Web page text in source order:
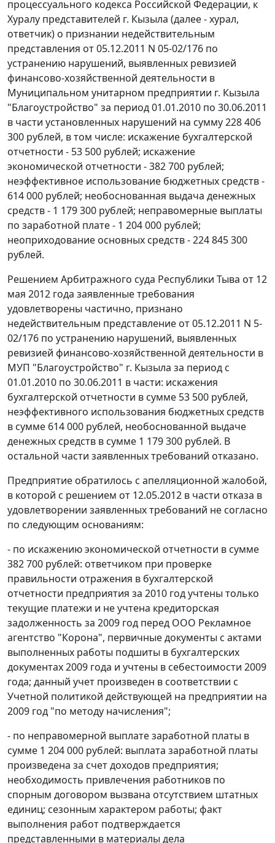
процессуального кодекса Российской Федерации, к
Хуралу представителей г. Кызыла (далее - хурал,
ответчик) о признании недействительным
представления от 05.12.2011 N 05-02/176 по
устранению нарушений, выявленных ревизией
финансово-хозяйственной деятельности в
Муниципальном унитарном предприятии г. Кызыла
"Благоустройство" за период 01.01.2010 по 30.06.2011
в части установленных нарушений на сумму 228 406
300 рублей, в том числе: искажение бухгалтерской
отчетности - 53 500 рублей; искажение
экономической отчетности - 382 700 рублей;
неэффективное использование бюджетных средств -
614 000 рублей; необоснованная выдача денежных
средств - 1 179 300 рублей; неправомерные выплаты
по заработной плате - 1 204 000 рублей;
неоприходование основных средств - 224 845 300
рублей.
Решением Арбитражного суда Республики Тыва от 12
мая 2012 года заявленные требования
удовлетворены частично, признано
недействительным представление от 05.12.2011 N 5-
02/176 по устранению нарушений, выявленных
ревизией финансово-хозяйственной деятельности в
МУП "Благоустройство" г. Кызыла за период с
01.01.2010 по 30.06.2011 в части: искажения
бухгалтерской отчетности в сумме 53 500 рублей,
неэффективного использования бюджетных средств
в сумме 614 000 рублей, необоснованной выдаче
денежных средств в сумме 1 179 300 рублей. В
остальной части заявленных требований отказано.
Предприятие обратилось с апелляционной жалобой,
в которой с решением от 12.05.2012 в части отказа в
удовлетворении заявленных требований не согласно
по следующим основаниям:
- по искажению экономической отчетности в сумме
382 700 рублей: ответчиком при проверке
правильности отражения в бухгалтерской
отчетности предприятия за 2010 год учтены только
текущие платежи и не учтена кредиторская
задолженность за 2009 год перед ООО Рекламное
агентство "Корона", первичные документы с актами
выполненных работы подшиты в бухгалтерских
документах 2009 года и учтены в себестоимости 2009
года; данный учет произведен в соответствии с
Учетной политикой действующей на предприятии на
2009 год "по методу начисления";
- по неправомерной выплате заработной платы в
сумме 1 204 000 рублей: выплата заработной платы
произведена за счет доходов предприятия;
необходимость привлечения работников по
спорным договором вызвана отсутствием штатных
единиц; сезонным характером работы; факт
выполнения работ подтверждается
представленными в материалы дела